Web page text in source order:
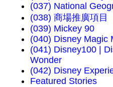
(037) National
(038) 商場推廣項目
(039) Mickey 90
(040) Disney Magic
(041) Disney100 |
Wonder
(042) Disney
Featured Stories